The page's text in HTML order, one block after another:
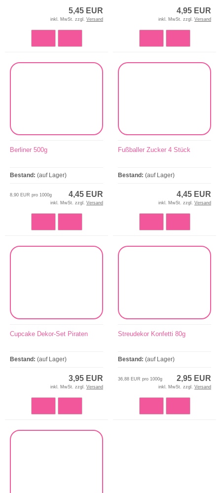
5,45 EUR
inkl. MwSt. zzgl. Versand
4,95 EUR
inkl. MwSt. zzgl. Versand
Berliner 500g
Bestand: (auf Lager)
4,45 EUR
8,90 EUR pro 1000g
inkl. MwSt. zzgl. Versand
Fußballer Zucker 4 Stück
Bestand: (auf Lager)
4,45 EUR
inkl. MwSt. zzgl. Versand
Cupcake Dekor-Set Piraten
Bestand: (auf Lager)
3,95 EUR
inkl. MwSt. zzgl. Versand
Streudekor Konfetti 80g
Bestand: (auf Lager)
2,95 EUR
36,88 EUR pro 1000g
inkl. MwSt. zzgl. Versand